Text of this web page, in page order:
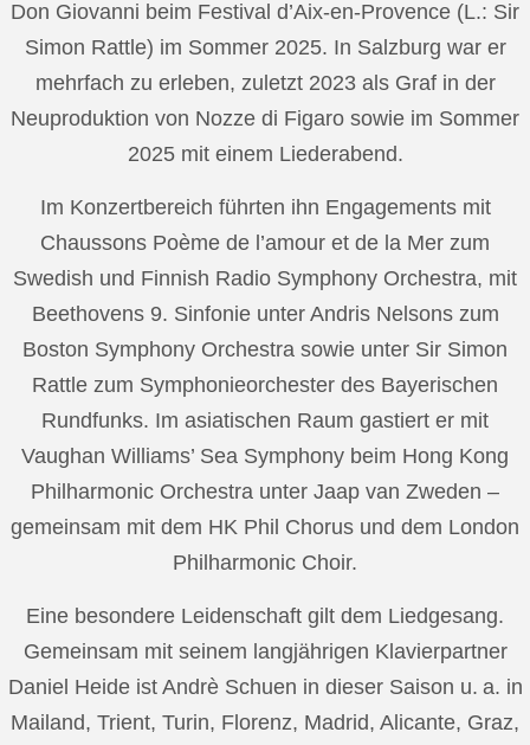
Don Giovanni beim Festival d’Aix-en-Provence (L.: Sir
Simon Rattle) im Sommer 2025. In Salzburg war er
mehrfach zu erleben, zuletzt 2023 als Graf in der
Neuproduktion von Nozze di Figaro sowie im Sommer
2025 mit einem Liederabend.
Im Konzertbereich führten ihn Engagements mit
Chaussons Poème de l’amour et de la Mer zum
Swedish und Finnish Radio Symphony Orchestra, mit
Beethovens 9. Sinfonie unter Andris Nelsons zum
Boston Symphony Orchestra sowie unter Sir Simon
Rattle zum Symphonieorchester des Bayerischen
Rundfunks. Im asiatischen Raum gastiert er mit
Vaughan Williams’ Sea Symphony beim Hong Kong
Philharmonic Orchestra unter Jaap van Zweden –
gemeinsam mit dem HK Phil Chorus und dem London
Philharmonic Choir.
Eine besondere Leidenschaft gilt dem Liedgesang.
Gemeinsam mit seinem langjährigen Klavierpartner
Daniel Heide ist Andrè Schuen in dieser Saison u. a. in
Mailand, Trient, Turin, Florenz, Madrid, Alicante, Graz,